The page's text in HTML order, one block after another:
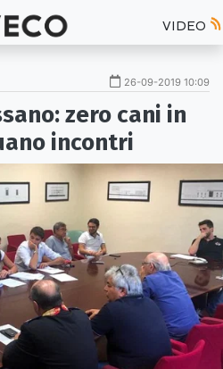
VIDEO
26-09-2019 10:09
zero cani in
incontri